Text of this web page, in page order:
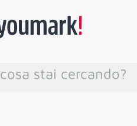
cosa stai cercando?